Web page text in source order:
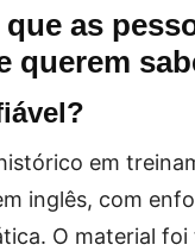
as
querem
em
inglês, com
O material